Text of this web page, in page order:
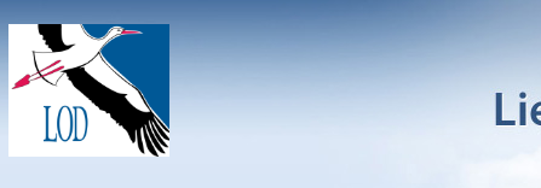
content